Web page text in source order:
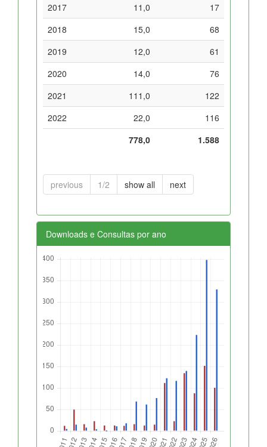
2017
11,0
17
2018
15,0
68
2019
12,0
61
2020
14,0
76
2021
111,0
122
2022
22,0
116
778,0
1.588
previous 1/2 show all next
Downloads e Consultas por ano